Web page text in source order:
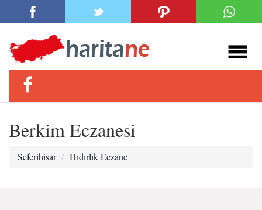
Berkim Eczanesi
Seferihisar Hıdırlık Eczane